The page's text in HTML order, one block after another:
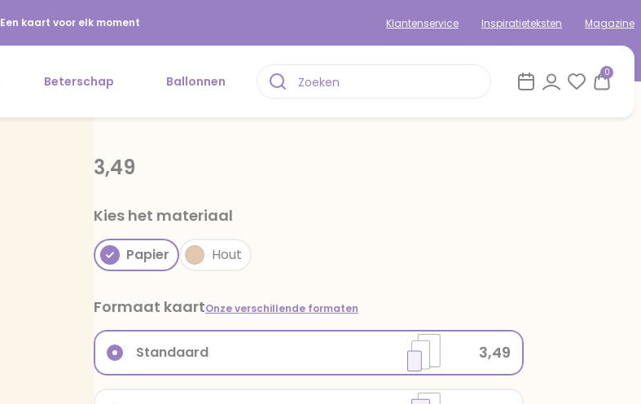
Een kaart voor elk moment Klantenservice Inspiratieteksten Magazine
Beterschap Ballonnen
0
3,49
Kies het materiaal
Papier Hout
Formaat kaartOnze verschillende formaten
Standaard 3,49